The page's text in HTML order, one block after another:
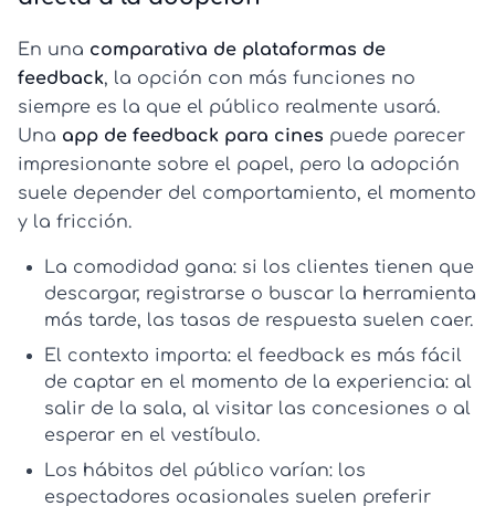
En una comparativa de plataformas de
feedback, la opción con más funciones no
siempre es la que el público realmente usará.
Una app de feedback para cines puede parecer
impresionante sobre el papel, pero la adopción
suele depender del comportamiento, el momento
y la fricción.
La comodidad gana: si los clientes tienen que
descargar, registrarse o buscar la herramienta
más tarde, las tasas de respuesta suelen caer.
El contexto importa: el feedback es más fácil
de captar en el momento de la experiencia: al
salir de la sala, al visitar las concesiones o al
esperar en el vestíbulo.
Los hábitos del público varían: los
espectadores ocasionales suelen preferir